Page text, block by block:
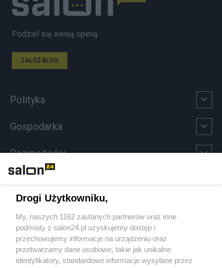
Podziel się swoją opinią
ZAŁÓŻ BLOG
Polityka
Gospodarka
Rozmaitości
Sport
Społeczeństwo
Kultura
Drogi Użytkowniku,
My, naszych 1162 zaufanych partnerów oraz inne
podmioty z salon24.pl uzyskujemy dostęp i
przechowujemy informacje na urządzeniu oraz
przetwarzamy dane osobowe, takie jak unikalne
identyfikatory, standardowe informacje wysyłane przez